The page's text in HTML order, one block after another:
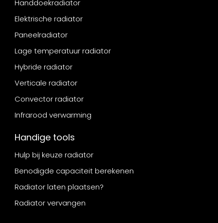
Handdoekradiator
Elektrische radiator
Paneelradiator
Lage temperatuur radiator
Hybride radiator
Verticale radiator
Convector radiator
Infrarood verwarming
Handige tools
Hulp bij keuze radiator
Benodigde capaciteit berekenen
Radiator laten plaatsen?
Radiator vervangen